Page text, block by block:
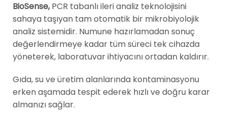
BioSense,PCR tabanlı ileri analiz teknolojisini
sahaya taşıyan tam otomatik bir mikrobiyolojik
analiz sistemidir. Numune hazırlamadan sonuç
değerlendirmeye kadar tüm süreci tek cihazda
yöneterek, laboratuvar ihtiyacını ortadan kaldırır.
Gıda, su ve üretim alanlarında kontaminasyonu
erken aşamada tespit ederek hızlı ve doğru karar
almanızı sağlar.